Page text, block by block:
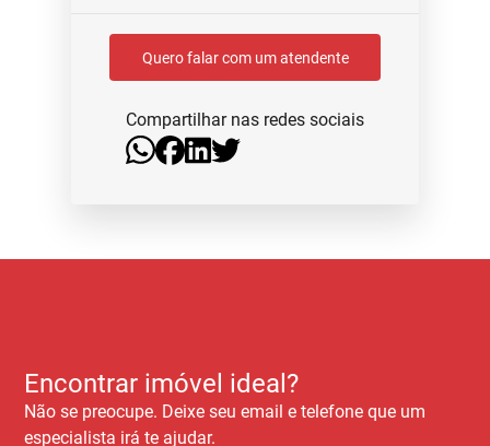
Quero falar com um atendente
Compartilhar nas redes sociais
Encontrar imóvel ideal?
Não se preocupe. Deixe seu email e telefone que um
especialista irá te ajudar.